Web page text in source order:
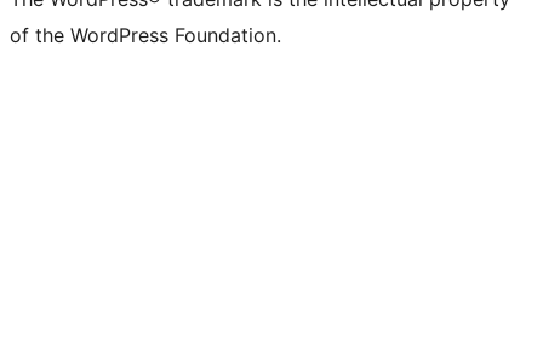
of the WordPress Foundation.